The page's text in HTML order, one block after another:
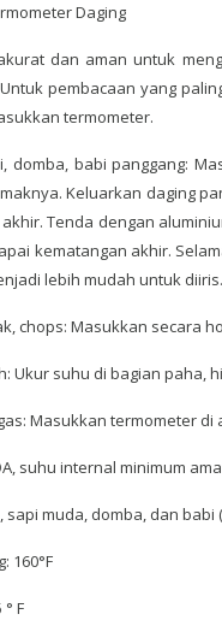
Daging
dan aman untuk
pembacaan yang
termometer.
domba, babi panggang:
Keluarkan daging
Tenda dengan
kematangan akhir.
lebih mudah untuk diiris.
chops: Masukkan secara
Ukur suhu di bagian paha,
Masukkan termometer
suhu internal minimum
sapi muda, domba, dan babi
160°F
F